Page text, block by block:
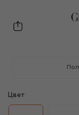
Цвет